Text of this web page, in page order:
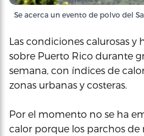
Se acerca un evento de polvo del
Las condiciones calurosas
sobre Puerto Rico durante
semana, con índices de
zonas urbanas y costeras.
Por el momento no se ha
calor porque los parchos de